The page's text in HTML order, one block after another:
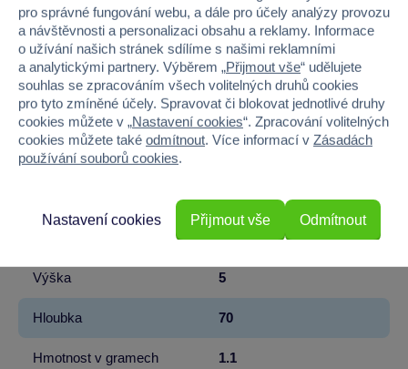
Kód produktu 934-41107763
Značka PLASTKON
Věk od 3
Pohlaví
PLAST
7
Výška 5
Hloubka 70
Hmotnost v gramech 1.1
pro správné fungování webu, a dále pro účely analýzy provozu
a návštěvnosti a personalizaci obsahu a reklamy. Informace
o užívání našich stránek sdílíme s našimi reklamními
a analytickými partnery. Výběrem „Přijmout vše“ udělujete
souhlas se zpracováním všech volitelných druhů cookies
pro tyto zmíněné účely. Spravovat či blokovat jednotlivé druhy
cookies můžete v „Nastavení cookies“. Zpracování volitelných
cookies můžete také odmítnout. Více informací v Zásadách
používání souborů cookies.
Odmítnout
Nastavení cookies Přijmout vše